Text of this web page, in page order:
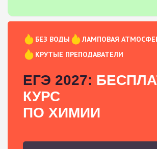
БЕЗ ВОДЫ
ЛАМПОВАЯ
КРУТЫЕ ПРЕПОДАВАТЕЛИ
ЕГЭ 2027:
КУРС
ПО ХИМИИ